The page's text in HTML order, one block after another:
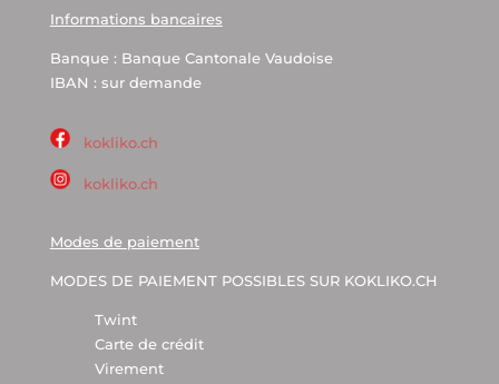
Informations bancaires
Banque : Banque Cantonale Vaudoise
IBAN : sur demande
kokliko.ch
kokliko.ch
Modes de paiement
MODES DE PAIEMENT POSSIBLES SUR KOKLIKO.CH
Twint
Carte de crédit
Virement